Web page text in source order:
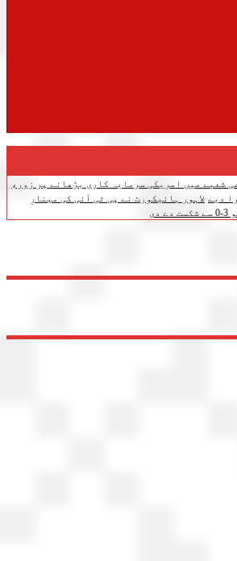
شعبے میں امریکی سرمایہ کاری بڑھانے پر زور،
لاہور ہائیکورٹ نے پی ٹی آئی کی مینارِ